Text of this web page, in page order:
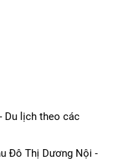
Du lịch theo các
Đô Thị Dương Nội -